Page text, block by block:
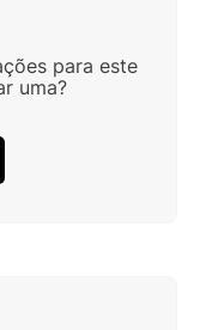
para este
uma?